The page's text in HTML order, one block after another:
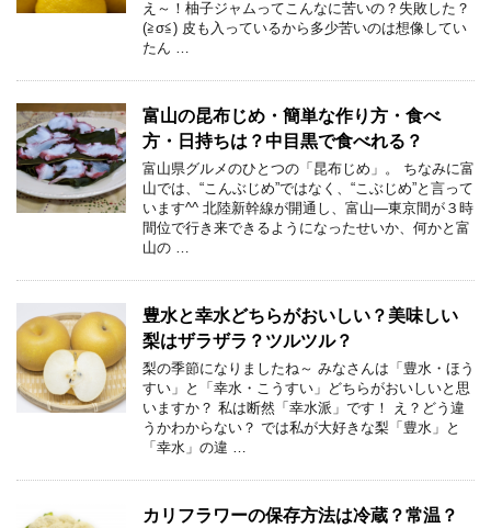
え～！柚子ジャムってこんなに苦いの？失敗した？
(≧σ≦) 皮も入っているから多少苦いのは想像してい
たん …
富山の昆布じめ・簡単な作り方・食べ
方・日持ちは？中目黒で食べれる？
富山県グルメのひとつの「昆布じめ」。 ちなみに富
山では、“こんぶじめ”ではなく、“こぶじめ”と言って
います^^ 北陸新幹線が開通し、富山―東京間が３時
間位で行き来できるようになったせいか、何かと富
山の …
豊水と幸水どちらがおいしい？美味しい
梨はザラザラ？ツルツル？
梨の季節になりましたね～ みなさんは「豊水・ほう
すい」と「幸水・こうすい」どちらがおいしいと思
いますか？ 私は断然「幸水派」です！ え？どう違
うかわからない？ では私が大好きな梨「豊水」と
「幸水」の違 …
カリフラワーの保存方法は冷蔵？常温？